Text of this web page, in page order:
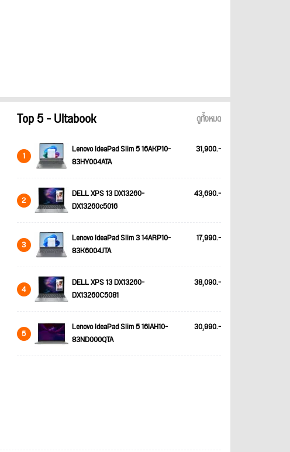
Top 5 - Ultabook ดูทั้งหมด
1
Lenovo IdeaPad Slim 5 16AKP10-
83HY004ATA
31,900.-
2
DELL XPS 13 DX13260-
DX13260c5016
43,690.-
3
Lenovo IdeaPad Slim 3 14ARP10-
83K6004JTA
17,990.-
4
DELL XPS 13 DX13260-
DX13260C5081
38,090.-
5
Lenovo IdeaPad Slim 5 16IAH10-
83ND000QTA
30,990.-